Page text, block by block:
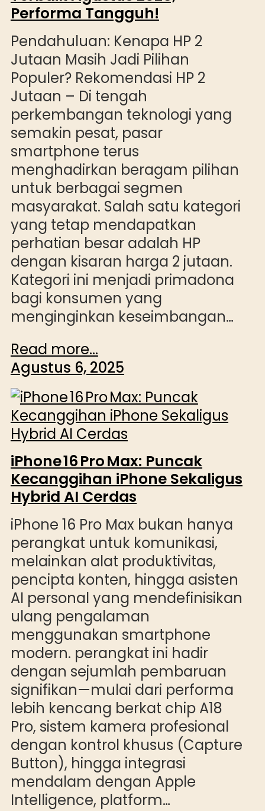
Performa Tangguh!
Pendahuluan: Kenapa HP 2
Jutaan Masih Jadi Pilihan
Populer? Rekomendasi HP 2
Jutaan – Di tengah
perkembangan teknologi yang
semakin pesat, pasar
smartphone terus
menghadirkan beragam pilihan
untuk berbagai segmen
masyarakat. Salah satu kategori
yang tetap mendapatkan
perhatian besar adalah HP
dengan kisaran harga 2 jutaan.
Kategori ini menjadi primadona
bagi konsumen yang
menginginkan keseimbangan…
Read more...
Agustus 6, 2025
iPhone 16 Pro Max: Puncak
Kecanggihan iPhone Sekaligus
Hybrid AI Cerdas
iPhone 16 Pro Max bukan hanya
perangkat untuk komunikasi,
melainkan alat produktivitas,
pencipta konten, hingga asisten
AI personal yang mendefinisikan
ulang pengalaman
menggunakan smartphone
modern. perangkat ini hadir
dengan sejumlah pembaruan
signifikan—mulai dari performa
lebih kencang berkat chip A18
Pro, sistem kamera profesional
dengan kontrol khusus (Capture
Button), hingga integrasi
mendalam dengan Apple
Intelligence, platform…